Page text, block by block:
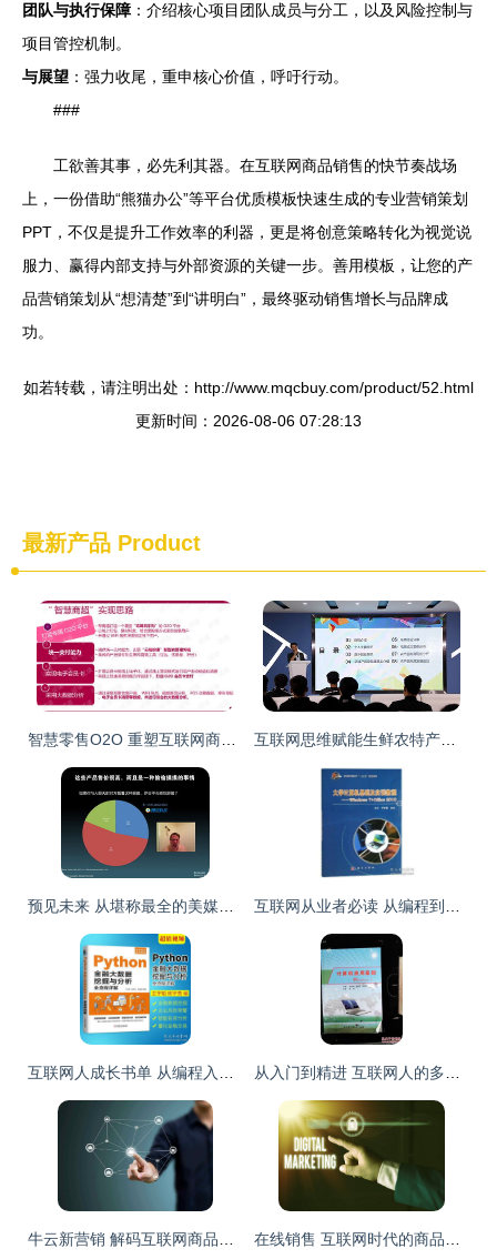
团队与执行保障 ：介绍核心项目团队成员与分工，以及风险控制与
项目管控机制。
与展望 ：强力收尾，重申核心价值，呼吁行动。
###
工欲善其事，必先利其器。在互联网商品销售的快节奏战场
上，一份借助“熊猫办公”等平台优质模板快速生成的专业营销策划
PPT，不仅是提升工作效率的利器，更是将创意策略转化为视觉说
服力、赢得内部支持与外部资源的关键一步。善用模板，让您的产
品营销策划从“想清楚”到“讲明白”，最终驱动销售增长与品牌成
功。
如若转载，请注明出处：http://www.mqcbuy.com/product/52.html
更新时间：2026-08-06 07:28:13
最新产品 Product